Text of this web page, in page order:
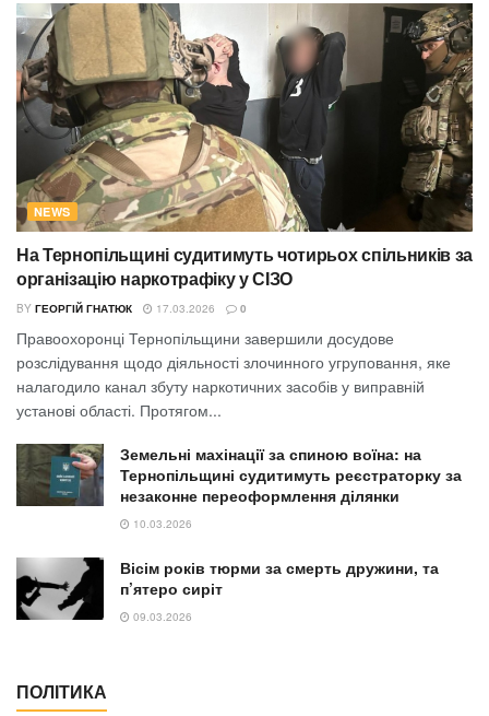
NEWS
На Тернопільщині судитимуть чотирьох спільників за
організацію наркотрафіку у СІЗО
BY ГЕОРГІЙ ГНАТЮК 17.03.2026 0
Правоохоронці Тернопільщини завершили досудове
розслідування щодо діяльності злочинного угруповання, яке
налагодило канал збуту наркотичних засобів у виправній
установі області. Протягом...
Земельні махінації за спиною воїна: на
Тернопільщині судитимуть реєстраторку за
незаконне переоформлення ділянки
10.03.2026
Вісім років тюрми за смерть дружини, та
п’ятеро сиріт
09.03.2026
ПОЛІТИКА